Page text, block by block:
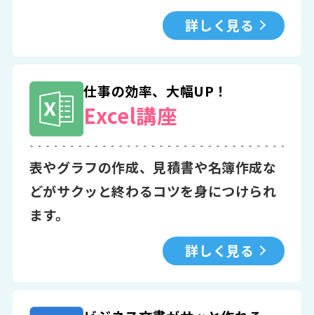
詳しく見る
仕事の効率、大幅UP！
Excel講座
表やグラフの作成、見積書や名簿作成な
どがサクッと終わるコツを身につけられ
ます。
詳しく見る